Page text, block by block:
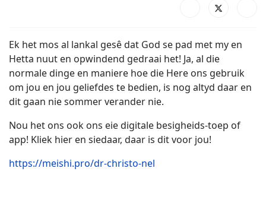
Ek het mos al lankal gesê dat God se pad met my en
Hetta nuut en opwindend gedraai het! Ja, al die
normale dinge en maniere hoe die Here ons gebruik
om jou en jou geliefdes te bedien, is nog altyd daar en
dit gaan nie sommer verander nie.
Nou het ons ook ons eie digitale besigheids-toep of
app! Kliek hier en siedaar, daar is dit voor jou!
https://meishi.pro/dr-christo-nel